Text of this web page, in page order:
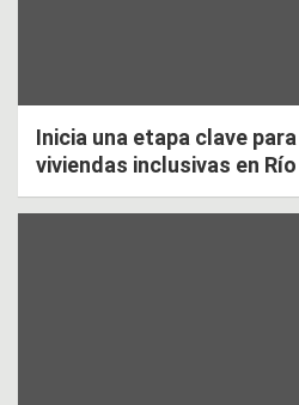
Inicia una etapa clave
viviendas inclusivas en